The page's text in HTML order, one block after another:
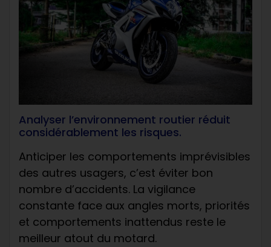
Analyser l’environnement routier réduit
considérablement les risques.
Anticiper les comportements imprévisibles
des autres usagers, c’est éviter bon
nombre d’accidents. La vigilance
constante face aux angles morts, priorités
et comportements inattendus reste le
meilleur atout du motard.